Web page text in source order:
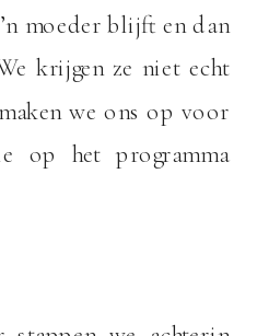
moeder blijft en dan
krijgen ze niet echt
we ons op voor
op het programma